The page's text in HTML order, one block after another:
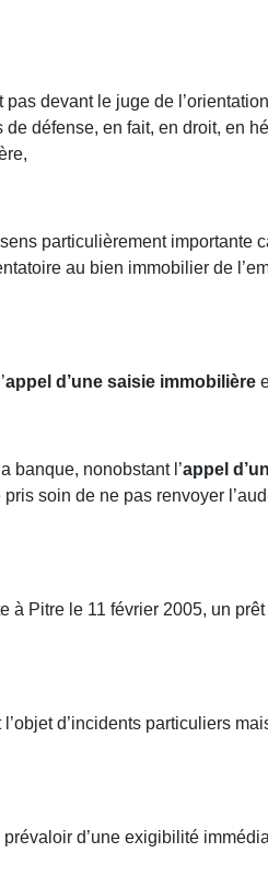
devant le juge de
défense, en fait, en droit, en
particulièrement importante
au bien immobilier de
appel d’une saisie immobilière
banque, nonobstant l’appel
soin de ne pas renvoyer
Pitre le 11 février 2005, un
d’incidents particuliers
d’une exigibilité